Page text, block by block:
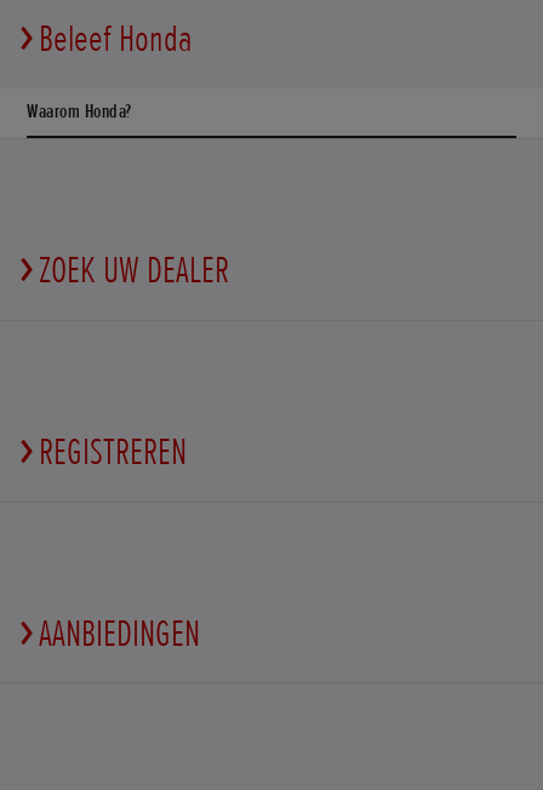
Beleef Honda
Waarom Honda?
ZOEK UW DEALER
REGISTREREN
AANBIEDINGEN